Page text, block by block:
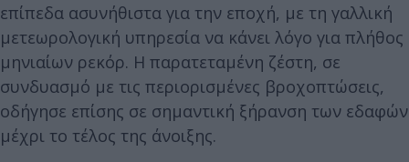
επίπεδα ασυνήθιστα για την εποχή, με τη γαλλική
μετεωρολογική υπηρεσία να κάνει λόγο για πλήθος
μηνιαίων ρεκόρ. Η παρατεταμένη ζέστη, σε
συνδυασμό με τις περιορισμένες βροχοπτώσεις,
οδήγησε επίσης σε σημαντική ξήρανση των εδαφών
μέχρι το τέλος της άνοιξης.